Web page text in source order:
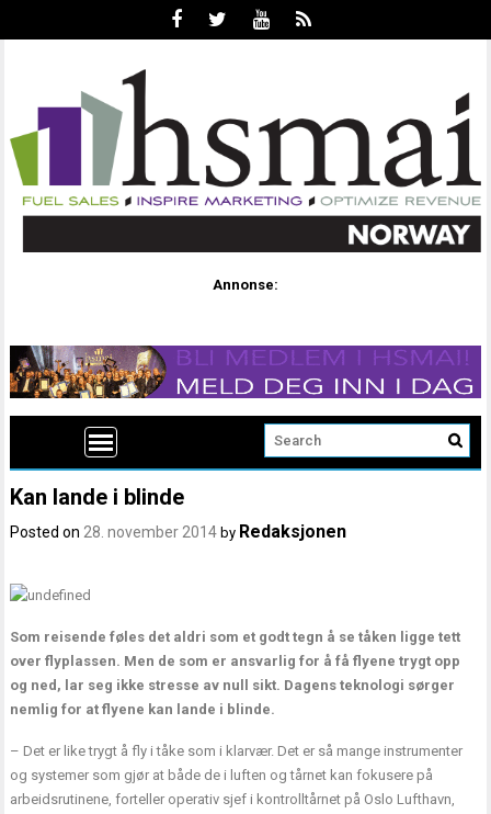
Annonse:
Kan lande i blinde
Posted on28. november 2014 by Redaksjonen
Som reisende føles det aldri som et godt tegn å se tåken ligge tett
over flyplassen. Men de som er ansvarlig for å få flyene trygt opp
og ned, lar seg ikke stresse av null sikt. Dagens teknologi sørger
nemlig for at flyene kan lande i blinde.
– Det er like trygt å fly i tåke som i klarvær. Det er så mange instrumenter
og systemer som gjør at både de i luften og tårnet kan fokusere på
arbeidsrutinene, forteller operativ sjef i kontrolltårnet på Oslo Lufthavn,